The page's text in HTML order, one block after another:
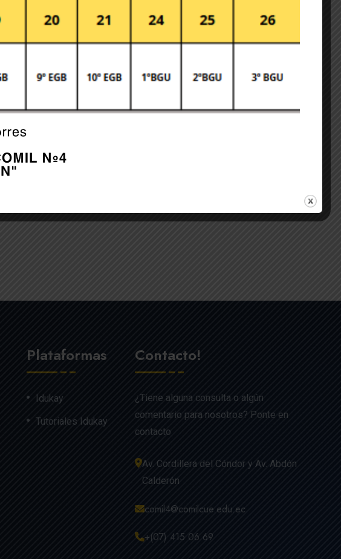
Plataformas
Idukay
Tutoriales Idukay
Contacto!
¿Tiene alguna consulta o algún
comentario para nosotros? Ponte en
contacto
Av. Cordillera del Cóndor y Av. Abdón
Calderón
comil4@comilcue.edu.ec
+(07) 415 06 69